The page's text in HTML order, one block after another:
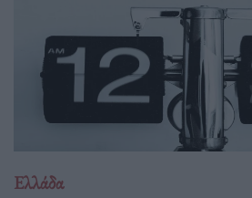
Ελλάδα